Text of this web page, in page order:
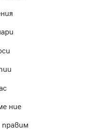
ние
правим